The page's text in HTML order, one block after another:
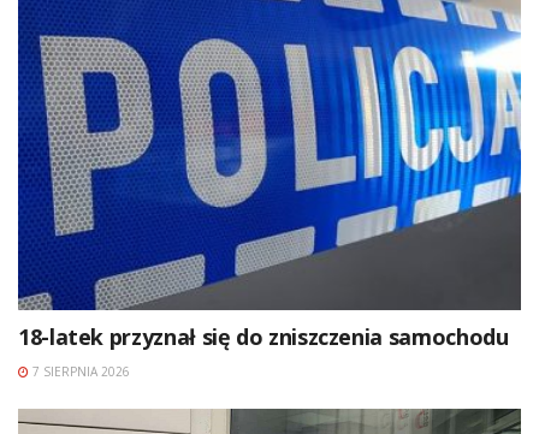
18-latek przyznał się do zniszczenia samochodu
7 SIERPNIA 2026